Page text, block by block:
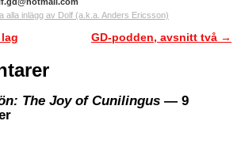
alla inlägg av Dolf (a.k.a. Anders Ericsson)
GD-podden, avsnitt två →
The Joy of Cunilingus — 9